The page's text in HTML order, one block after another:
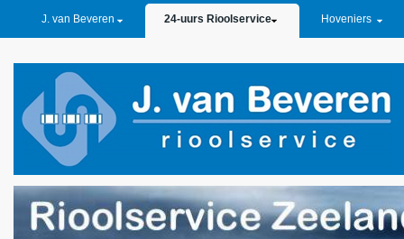
J. van Beveren 24-uurs Rioolservice Hoveniers